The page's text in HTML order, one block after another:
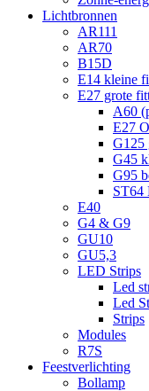
Lichtbronnen
AR111
AR70
B15D
E14 kleine
E27 grote
A60
E27
G125
G45
G95
ST64
E40
G4 & G9
GU10
GU5,3
LED Strips
Led
Led
Strips
Modules
R7S
Feestverlichting
Bollamp